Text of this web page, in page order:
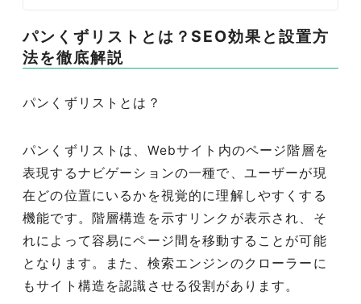
パンくずリストとは？SEO効果と設置方
法を徹底解説
パンくずリストとは？
パンくずリストは、Webサイト内のページ階層を
表現するナビゲーションの一種で、ユーザーが現
在どの位置にいるかを視覚的に理解しやすくする
機能です。階層構造を示すリンクが表示され、そ
れによって容易にページ間を移動することが可能
となります。また、検索エンジンのクローラーに
もサイト構造を認識させる役割があります。